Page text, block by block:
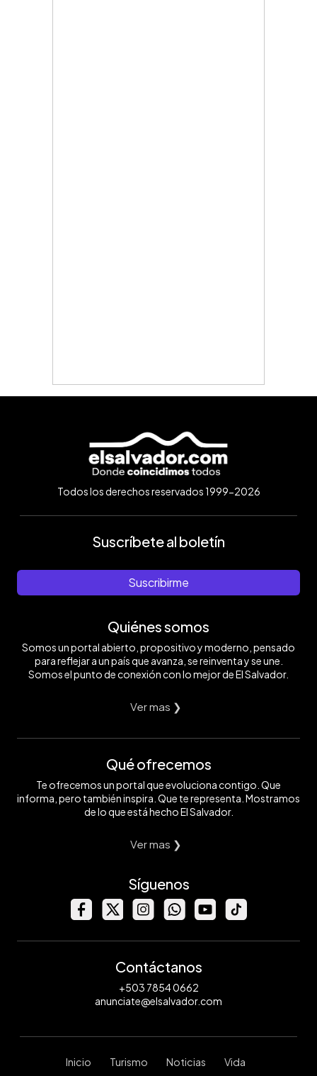
Todos los derechos reservados 1999-2026
Suscríbete al boletín
Suscribirme
Quiénes somos
Somos un portal abierto, propositivo y moderno, pensado
para reflejar a un país que avanza, se reinventa y se une.
Somos el punto de conexión con lo mejor de El Salvador.
Ver mas ❯
Qué ofrecemos
Te ofrecemos un portal que evoluciona contigo. Que
informa, pero también inspira. Que te representa. Mostramos
de lo que está hecho El Salvador.
Ver mas ❯
Síguenos
Contáctanos
+503 7854 0662
anunciate@elsalvador.com
Inicio Turismo Noticias Vida